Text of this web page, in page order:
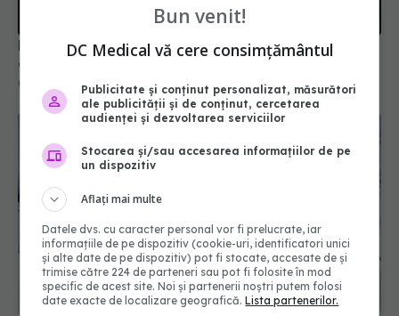
PNRR: 174 de milioane de lei pentru sănătate într-
o singură săptămână. Ce spitale primesc bani
07 aug 2026, 16:41
Bun venit!
DC Medical vă cere consimțământul
Publicitate și conținut personalizat, măsurători
ale publicității și de conținut, cercetarea
audienței și dezvoltarea serviciilor
Stocarea și/sau accesarea informațiilor de pe
un dispozitiv
Aflați mai multe
Datele dvs. cu caracter personal vor fi prelucrate, iar
informațiile de pe dispozitiv (cookie-uri, identificatori unici
și alte date de pe dispozitiv) pot fi stocate, accesate de și
trimise către 224 de parteneri sau pot fi folosite în mod
specific de acest site. Noi și partenerii noștri putem folosi
date exacte de localizare geografică.Lista partenerilor.